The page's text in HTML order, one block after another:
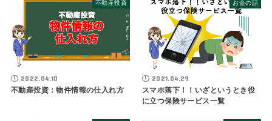
不動産投資
2022.04.10
不動産投資：物件情報の仕入れ方
お金の話
2021.04.29
スマホ落下！！いざというとき役
に立つ保険サービス一覧